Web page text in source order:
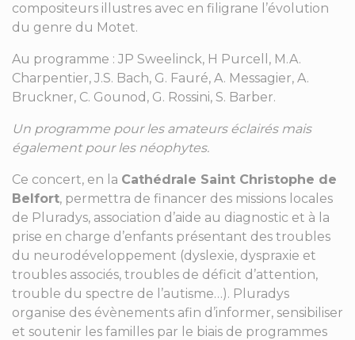
compositeurs illustres avec en filigrane l’évolution
du genre du Motet.
Au programme : JP Sweelinck, H Purcell, M.A.
Charpentier, J.S. Bach, G. Fauré, A. Messagier, A.
Bruckner, C. Gounod, G. Rossini, S. Barber.
Un programme pour les amateurs éclairés mais
également pour les néophytes.
Ce concert, en la Cathédrale Saint Christophe de
Belfort, permettra de financer des missions locales
de Pluradys, association d’aide au diagnostic et à la
prise en charge d’enfants présentant des troubles
du neurodéveloppement (dyslexie, dyspraxie et
troubles associés, troubles de déficit d’attention,
trouble du spectre de l’autisme…). Pluradys
organise des évènements afin d’informer, sensibiliser
et soutenir les familles par le biais de programmes